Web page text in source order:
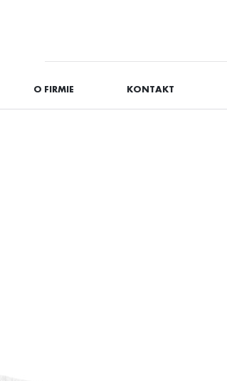
O FIRMIE KONTAKT